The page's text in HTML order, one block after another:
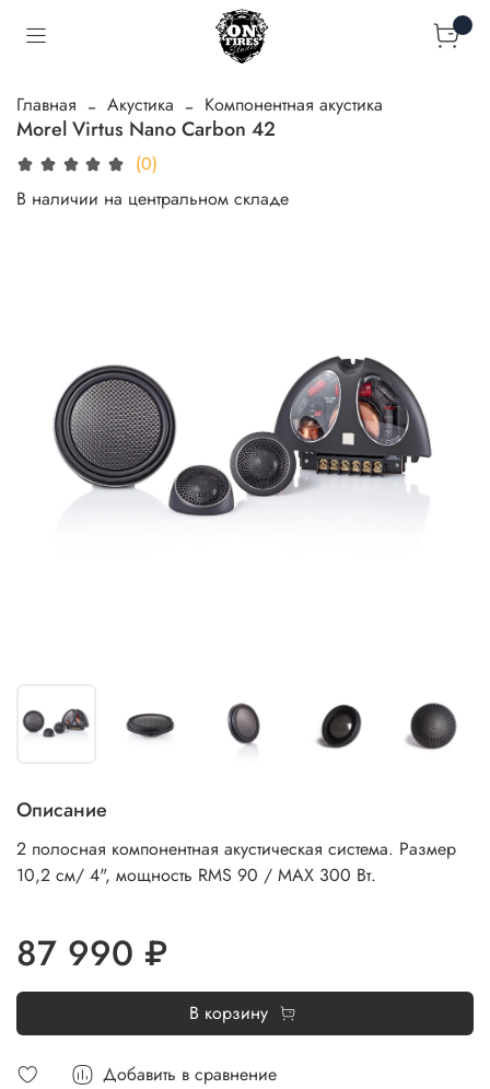
Главная Акустика Компонентная акустика
Morel Virtus Nano Carbon 42
(0)
В наличии на центральном складе
Добавить в сравнение
Описание
2 полосная компонентная акустическая система. Размер
10,2 см/ 4", мощность RMS 90 / MAX 300 Вт.
87 990 ₽
В корзину